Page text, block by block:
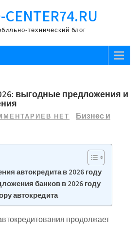
CENTER74.RU
технический блог
выгодные предложения и
НЕТ
Бизнес и
автокредита в 2026 году
банков в 2026 году
автокредита
продолжает